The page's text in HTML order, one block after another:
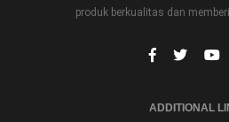
produk berkualitas dan
ADDITIONAL